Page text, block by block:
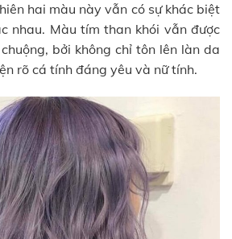
hai màu này vẫn có sự khác biệt
nhau. Màu tím than khói vẫn được
bởi không chỉ tôn lên làn da
rõ cá tính đáng yêu và nữ tính.